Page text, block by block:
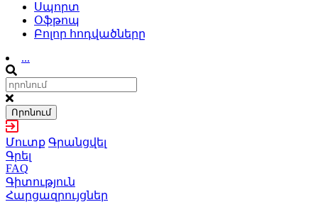
Սպորտ
Օֆթոպ
Բոլոր հոդվածները
...
Որոնում
Մուտք Գրանցվել
Գրել
FAQ
Գիտություն
Հարցազրույցներ